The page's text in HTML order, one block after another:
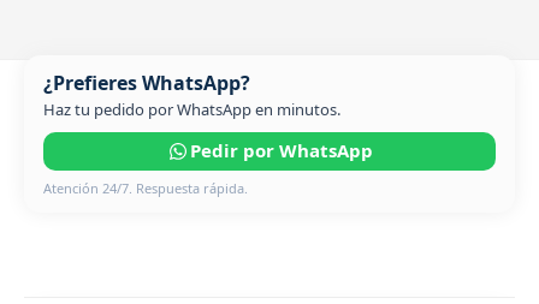
¿Prefieres WhatsApp?
Haz tu pedido por WhatsApp en minutos.
Pedir por WhatsApp
Atención 24/7. Respuesta rápida.